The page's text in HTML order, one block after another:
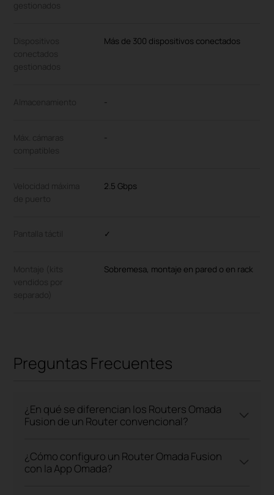
Más de 300 dispositivos conectados
-
-
2.5 Gbps
✓
Sobremesa, montaje en pared o en rack
Preguntas Frecuentes
¿En qué se diferencian los Routers Omada
Fusion de un Router convencional?
¿Cómo configuro un Router Omada Fusion
con la App Omada?